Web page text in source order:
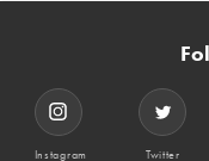
Instagram Twitter